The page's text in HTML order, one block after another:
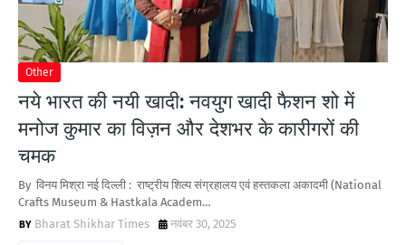
Other
नये भारत की नयी खादी: नवयुग खादी फैशन शो में
मनोज कुमार का विज़न और देशभर के कारीगरों की
चमक
By विनय मिश्रा नई दिल्ली : राष्ट्रीय शिल्प संग्रहालय एवं हस्तकला अकादमी (National
Crafts Museum & Hastkala Academ…
Bharat Shikhar Times
नवंबर 30, 2025